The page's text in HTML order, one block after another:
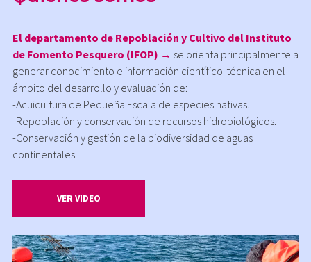
El departamento de Repoblación y Cultivo del Instituto
de Fomento Pesquero (IFOP) → se orienta principalmente a
generar conocimiento e información científico-técnica en el
ámbito del desarrollo y evaluación de:
-Acuicultura de Pequeña Escala de especies nativas.
-Repoblación y conservación de recursos hidrobiológicos.
-Conservación y gestión de la biodiversidad de aguas
continentales.
VER VIDEO